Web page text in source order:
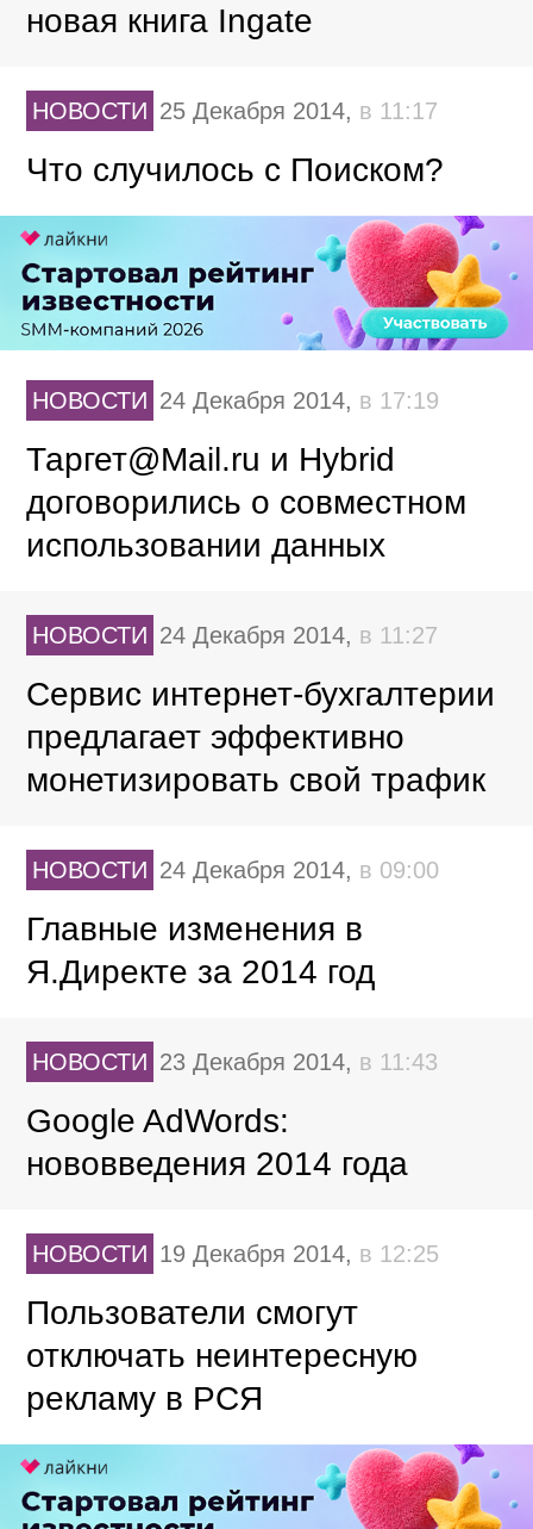
новая книга Ingate
НОВОСТИ 25 Декабря 2014, в 11:17
Что случилось с Поиском?
НОВОСТИ 24 Декабря 2014, в 17:19
Таргет@Mail.ru и Hybrid
договорились о совместном
использовании данных
НОВОСТИ 24 Декабря 2014, в 11:27
Сервис интернет-бухгалтерии
предлагает эффективно
монетизировать свой трафик
НОВОСТИ 24 Декабря 2014, в 09:00
Главные изменения в
Я.Директе за 2014 год
НОВОСТИ 23 Декабря 2014, в 11:43
Google AdWords:
нововведения 2014 года
НОВОСТИ 19 Декабря 2014, в 12:25
Пользователи смогут
отключать неинтересную
рекламу в РСЯ